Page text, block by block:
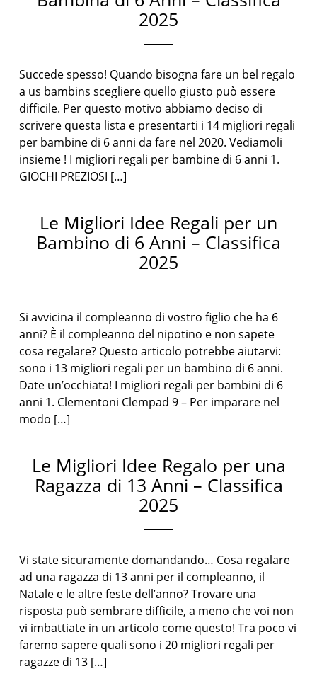
2025
Succede spesso! Quando bisogna fare un bel regalo
a us bambins scegliere quello giusto può essere
difficile. Per questo motivo abbiamo deciso di
scrivere questa lista e presentarti i 14 migliori regali
per bambine di 6 anni da fare nel 2020. Vediamoli
insieme ! I migliori regali per bambine di 6 anni 1.
GIOCHI PREZIOSI […]
Le Migliori Idee Regali per un
Bambino di 6 Anni – Classifica
2025
Si avvicina il compleanno di vostro figlio che ha 6
anni? È il compleanno del nipotino e non sapete
cosa regalare? Questo articolo potrebbe aiutarvi:
sono i 13 migliori regali per un bambino di 6 anni.
Date un’occhiata! I migliori regali per bambini di 6
anni 1. Clementoni Clempad 9 – Per imparare nel
modo […]
Le Migliori Idee Regalo per una
Ragazza di 13 Anni – Classifica
2025
Vi state sicuramente domandando… Cosa regalare
ad una ragazza di 13 anni per il compleanno, il
Natale e le altre feste dell’anno? Trovare una
risposta può sembrare difficile, a meno che voi non
vi imbattiate in un articolo come questo! Tra poco vi
faremo sapere quali sono i 20 migliori regali per
ragazze di 13 […]